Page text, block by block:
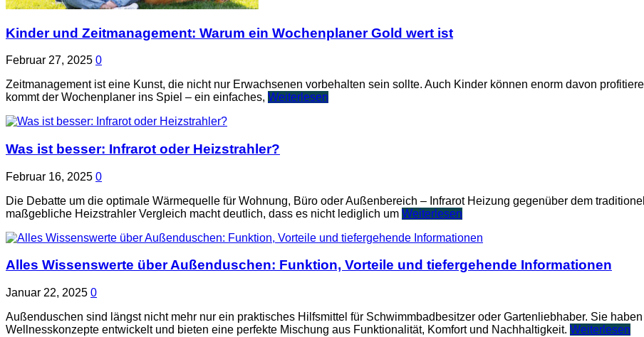
Kinder und Zeitmanagement: Warum ein Wochenplaner Gold wert ist
Februar 27, 2025 0
Zeitmanagement ist eine Kunst, die nicht nur Erwachsenen vorbehalten sein sollte. Auch Kinder können enorm davon
kommt der Wochenplaner ins Spiel – ein einfaches, Weiterlesen
Was ist besser: Infrarot oder Heizstrahler?
Februar 16, 2025 0
Die Debatte um die optimale Wärmequelle für Wohnung, Büro oder Außenbereich – Infrarot Heizung gegenüber dem
maßgebliche Heizstrahler Vergleich macht deutlich, dass es nicht lediglich um Weiterlesen
Alles Wissenswerte über Außenduschen: Funktion, Vorteile und tiefergehende Informationen
Januar 22, 2025 0
Außenduschen sind längst nicht mehr nur ein praktisches Hilfsmittel für Schwimmbadbesitzer oder Gartenliebhaber. Sie
Wellnesskonzepte entwickelt und bieten eine perfekte Mischung aus Funktionalität, Komfort und Nachhaltigkeit. Weiterlesen